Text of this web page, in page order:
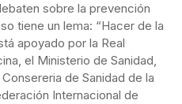
sobre la prevención
tiene un lema: “Hacer de la
apoyado por la Real
el Ministerio de Sanidad,
de Sanidad de la
Internacional de